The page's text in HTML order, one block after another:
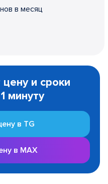
в месяц
и сроки
минуту
в TG
в MAX